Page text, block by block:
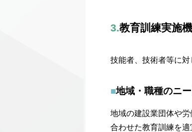
3.教育訓練実施
技能者、技術者等に
■地域・職種のニ
地域の建設業団体や
合わせた教育訓練を適